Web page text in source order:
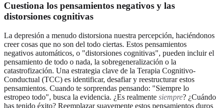
Cuestiona los pensamientos negativos y las
distorsiones cognitivas
La depresión a menudo distorsiona nuestra percepción, haciéndonos
creer cosas que no son del todo ciertas. Estos pensamientos
negativos automáticos, o "distorsiones cognitivas", pueden incluir el
pensamiento de todo o nada, la sobregeneralización o la
catastrofización. Una estrategia clave de la Terapia Cognitivo-
Conductual (TCC) es identificar, desafiar y reestructurar estos
pensamientos. Cuando te sorprendas pensando: "Siempre lo
estropeo todo", busca la evidencia. ¿Es realmente siempre? ¿Cuándo
has tenido éxito? Reemplazar suavemente estos pensamientos duros